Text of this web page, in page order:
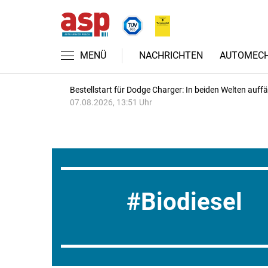
MENÜ NACHRICHTEN
Bestellstart für Dodge Charger: In beiden Welten
07.08.2026, 13:51 Uhr
Biodiesel